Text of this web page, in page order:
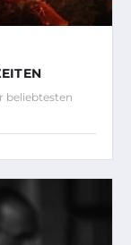
beliebtesten